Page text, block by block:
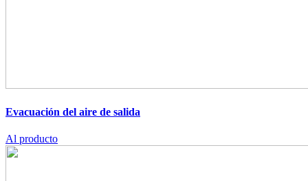
Evacuación del aire de salida
Al producto